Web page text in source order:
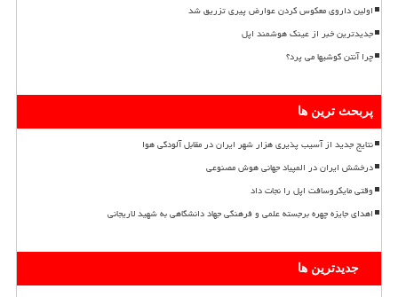
اولین داروی معکوس کردن عوارض پیری تزریق شد
جدیدترین خبر از عینک هوشمند اپل
چرا آنتن گوشیها می پرد؟
پربحث ترین ها
نتایج جدید از آسیب پذیری هزار شهر ایران در مقابل آلودگی هوا
درخشش ایران در المپیاد جهانی هوش مصنوعی
وقتی مایکروسافت اپل را نجات داد
اهدای جایزه چهره برجسته علمی و فرهنگی جهاد دانشگاهی به شهید لاریجانی
جدیدترین ها